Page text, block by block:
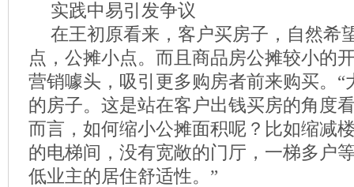
实践中易引发争议
在王初原看来，客户买房子，自然希
点，公摊小点。而且商品房公摊较小的
营销噱头，吸引更多购房者前来购买。“
的房子。这是站在客户出钱买房的角度
而言，如何缩小公摊面积呢？比如缩减
的电梯间，没有宽敞的门厅，一梯多户
低业主的居住舒适性。”